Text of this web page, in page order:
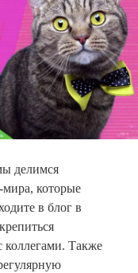
делимся
которые
в блог в
коллегами. Также